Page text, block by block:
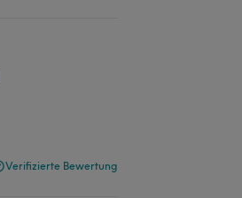
Verifizierte Bewertung